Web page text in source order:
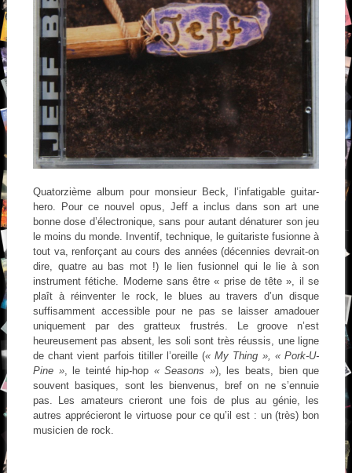
Quatorzième album pour monsieur Beck, l’infatigable guitar-
hero. Pour ce nouvel opus, Jeff a inclus dans son art une
bonne dose d’électronique, sans pour autant dénaturer son jeu
le moins du monde. Inventif, technique, le guitariste fusionne à
tout va, renforçant au cours des années (décennies devrait-on
dire, quatre au bas mot !) le lien fusionnel qui le lie à son
instrument fétiche. Moderne sans être « prise de tête », il se
plaît à réinventer le rock, le blues au travers d’un disque
suffisamment accessible pour ne pas se laisser amadouer
uniquement par des gratteux frustrés. Le groove n’est
heureusement pas absent, les soli sont très réussis, une ligne
de chant vient parfois titiller l’oreille (« My Thing », « Pork-U-
Pine », le teinté hip-hop « Seasons »), les beats, bien que
souvent basiques, sont les bienvenus, bref on ne s’ennuie
pas. Les amateurs crieront une fois de plus au génie, les
autres apprécieront le virtuose pour ce qu’il est : un (très) bon
musicien de rock.